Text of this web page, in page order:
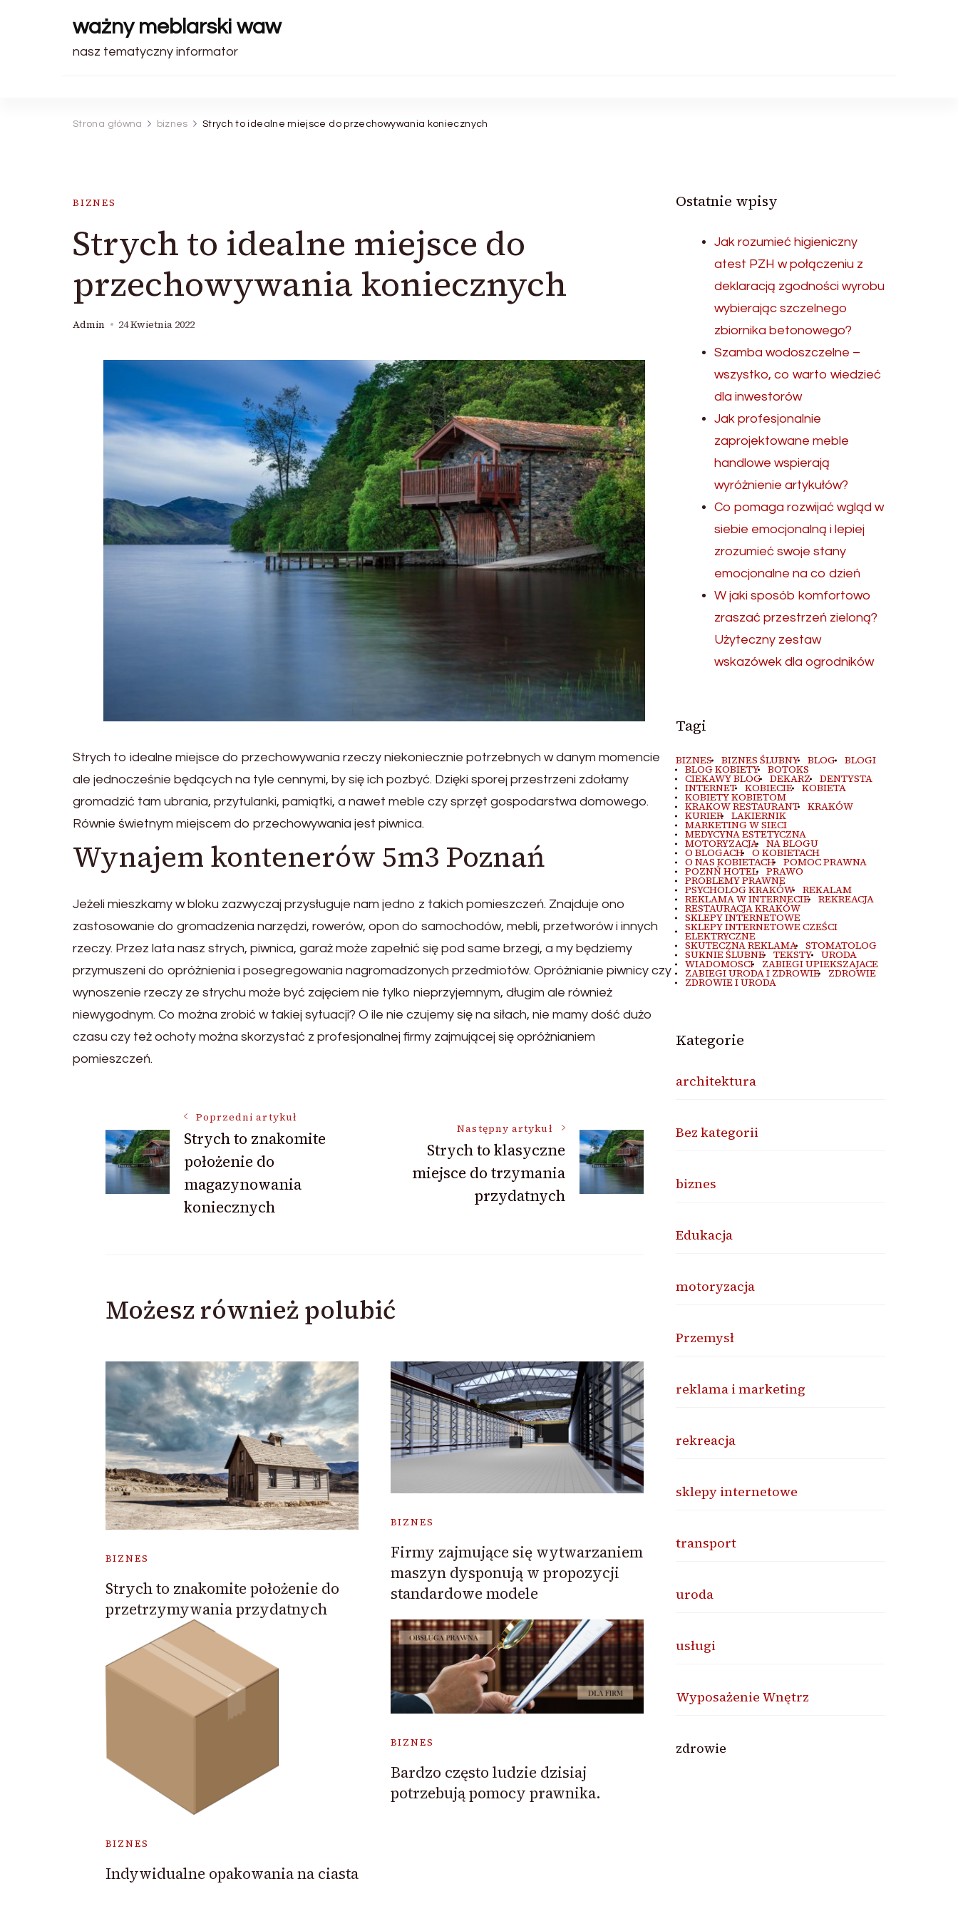
ważny meblarski waw
nasz tematyczny informator
Strona główna biznes Strych to idealne miejsce do przechowywania koniecznych
BIZNES
Strych to idealne miejsce do
przechowywania koniecznych
Admin 24 Kwietnia 2022
Strych to idealne miejsce do przechowywania rzeczy niekoniecznie potrzebnych w danym momencie
ale jednocześnie będących na tyle cennymi, by się ich pozbyć. Dzięki sporej przestrzeni zdołamy
gromadzić tam ubrania, przytulanki, pamiątki, a nawet meble czy sprzęt gospodarstwa domowego.
Równie świetnym miejscem do przechowywania jest piwnica.
Wynajem kontenerów 5m3 Poznań
Jeżeli mieszkamy w bloku zazwyczaj przysługuje nam jedno z takich pomieszczeń. Znajduje ono
zastosowanie do gromadzenia narzędzi, rowerów, opon do samochodów, mebli, przetworów i innych
rzeczy. Przez lata nasz strych, piwnica, garaż może zapełnić się pod same brzegi, a my będziemy
przymuszeni do opróżnienia i posegregowania nagromadzonych przedmiotów. Opróżnianie piwnicy czy
wynoszenie rzeczy ze strychu może być zajęciem nie tylko nieprzyjemnym, długim ale również
niewygodnym. Co można zrobić w takiej sytuacji? O ile nie czujemy się na siłach, nie mamy dość dużo
czasu czy też ochoty można skorzystać z profesjonalnej firmy zajmującej się opróżnianiem
pomieszczeń.
Nawigacja
wpisu
Poprzedni artykuł
Strych to znakomite
położenie do
magazynowania
koniecznych
Następny artykuł
Strych to klasyczne
miejsce do trzymania
przydatnych
Możesz również polubić
BIZNES
Strych to znakomite położenie do
przetrzymywania przydatnych
BIZNES
Firmy zajmujące się wytwarzaniem
maszyn dysponują w propozycji
standardowe modele
BIZNES
Indywidualne opakowania na ciasta
BIZNES
Bardzo często ludzie dzisiaj
potrzebują pomocy prawnika.
Ostatnie wpisy
Jak rozumieć higieniczny
atest PZH w połączeniu z
deklaracją zgodności wyrobu
wybierając szczelnego
zbiornika betonowego?
Szamba wodoszczelne –
wszystko, co warto wiedzieć
dla inwestorów
Jak profesjonalnie
zaprojektowane meble
handlowe wspierają
wyróżnienie artykułów?
Co pomaga rozwijać wgląd w
siebie emocjonalną i lepiej
zrozumieć swoje stany
emocjonalne na co dzień
W jaki sposób komfortowo
zraszać przestrzeń zieloną?
Użyteczny zestaw
wskazówek dla ogrodników
Tagi
BIZNES BIZNES ŚLUBNY BLOG BLOGI
BLOG KOBIETY BOTOKS
CIEKAWY BLOG DEKARZ DENTYSTA
INTERNET KOBIECIE KOBIETA
KOBIETY KOBIETOM
KRAKOW RESTAURANT KRAKÓW
KURIER LAKIERNIK
MARKETING W SIECI
MEDYCYNA ESTETYCZNA
MOTORYZACJA NA BLOGU
O BLOGACH O KOBIETACH
O NAS KOBIETACH POMOC PRAWNA
POZNŃ HOTEL PRAWO
PROBLEMY PRAWNE
PSYCHOLOG KRAKÓW REKALAM
REKLAMA W INTERNECIE REKREACJA
RESTAURACJA KRAKÓW
SKLEPY INTERNETOWE
SKLEPY INTERNETOWE CZEŚCI
ELEKTRYCZNE
SKUTECZNA REKLAMA STOMATOLOG
SUKNIE ŚLUBNE TEKSTY URODA
WIADOMOSCI ZABIEGI UPIEKSZAJACE
ZABIEGI URODA I ZDROWIE ZDROWIE
ZDROWIE I URODA
Kategorie
architektura
Bez kategorii
biznes
Edukacja
motoryzacja
Przemysł
reklama i marketing
rekreacja
sklepy internetowe
transport
uroda
usługi
Wyposażenie Wnętrz
zdrowie